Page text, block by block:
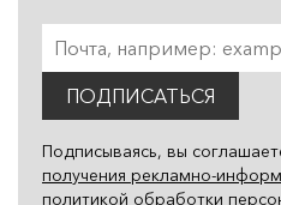
ПОДПИСАТЬСЯ
Подписываясь, вы
получения рекламно-
политикой обработки